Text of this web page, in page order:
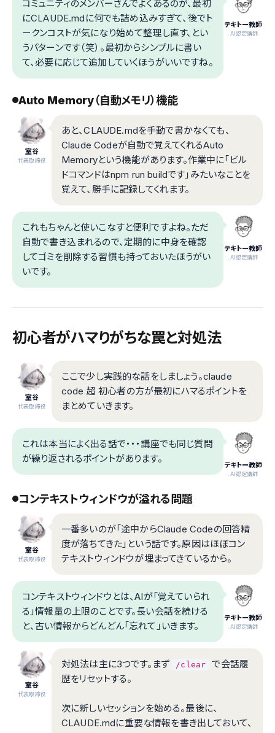
テキトー教師
.AI認定講師
コミュニティのメンバーさんでよくあるのが、最初
にCLAUDE.mdに何でも詰め込みすぎて、後でト
ークンコストが気になり始めて整理し直す、とい
うパターンです（笑）。最初からシンプルに書い
て、必要に応じて追加していくほうがいいですね。
Auto Memory（自動メモリ）機能
室谷
代表取締役
あと、CLAUDE.mdを手動で書かなくても、
Claude Codeが自動で覚えてくれるAuto
Memoryという機能があります。作業中に「ビル
ドコマンドはnpm run buildです」みたいなことを
覚えて、勝手に記録してくれます。
テキトー教師
.AI認定講師
これもちゃんと使いこなすと便利ですよね。ただ
自動で書き込まれるので、定期的に中身を確認
してゴミを削除する習慣も持っておいたほうがい
いです。
初心者がハマりがちな罠と対処法
室谷
代表取締役
ここで少し実践的な話をしましょう。claude
code 超 初心者の方が最初にハマるポイントを
まとめていきます。
テキトー教師
.AI認定講師
これは本当によく出る話で・・・講座でも同じ質問
が繰り返されるポイントがあります。
コンテキストウィンドウが溢れる問題
室谷
代表取締役
一番多いのが「途中からClaude Codeの回答精
度が落ちてきた」という話です。原因はほぼコン
テキストウィンドウが埋まってきているから。
テキトー教師
.AI認定講師
コンテキストウィンドウとは、AIが「覚えていられ
る」情報量の上限のことです。長い会話を続ける
と、古い情報からどんどん「忘れて」いきます。
室谷
代表取締役
対処法は主に3つです。まず /clear
で会話履
歴をリセットする。
次に新しいセッションを始める。最後に、
CLAUDE.mdに重要な情報を書き出しておいて、